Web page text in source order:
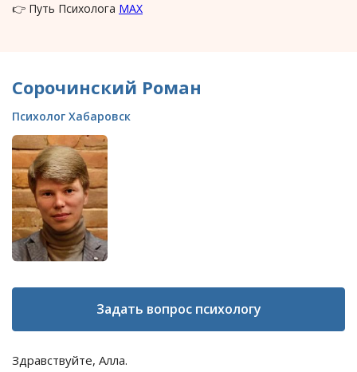
👉 Путь Психолога MAX
Сорочинский Роман
Психолог Хабаровск
Задать вопрос психологу
Здравствуйте, Алла.